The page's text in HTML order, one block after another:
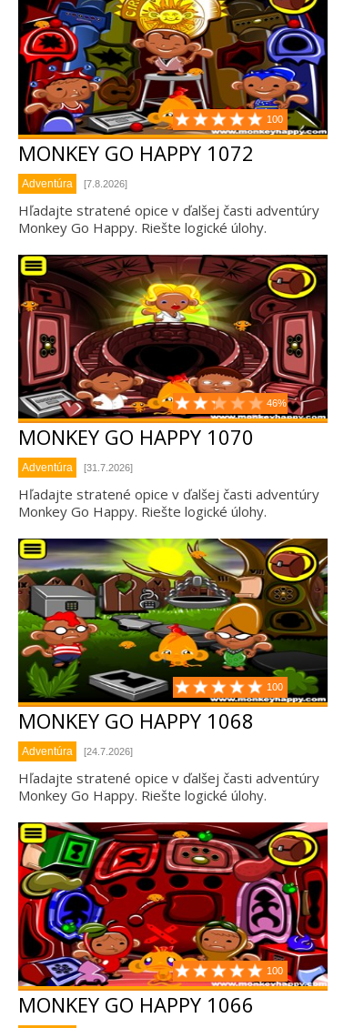
100
MONKEY GO HAPPY 1072
Adventúra [7.8.2026]
Hľadajte stratené opice v ďalšej časti adventúry
Monkey Go Happy. Riešte logické úlohy.
46%
MONKEY GO HAPPY 1070
Adventúra [31.7.2026]
Hľadajte stratené opice v ďalšej časti adventúry
Monkey Go Happy. Riešte logické úlohy.
100
MONKEY GO HAPPY 1068
Adventúra [24.7.2026]
Hľadajte stratené opice v ďalšej časti adventúry
Monkey Go Happy. Riešte logické úlohy.
100
MONKEY GO HAPPY 1066